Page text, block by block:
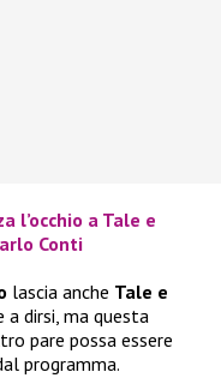
l’occhio a Tale e
Conti
lascia anche Tale e
dirsi, ma questa
pare possa essere
programma.